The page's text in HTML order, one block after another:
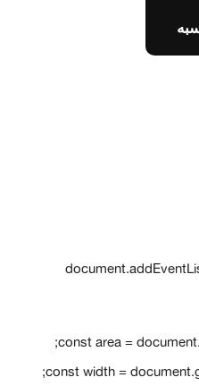
const area =
const width =